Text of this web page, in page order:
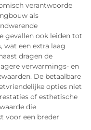
verantwoorde
als
gevallen ook leiden tot
wat een extra laag
dragen de
verwarmings- en
De betaalbare
opties niet
of esthetische
die
voor een breder